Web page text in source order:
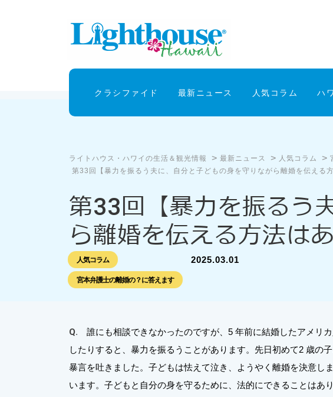
クラシファイド 最新ニュース 人気コラム ハ
ライトハウス・ハワイの生活＆観光情報 > 最新ニュース > 人気コラム >
第33回【暴力を振るう夫に、自分と子どもの身を守りながら離婚を伝える
第33回【暴力を振るう
ら離婚を伝える方法は
人気コラム
宮本弁護士の離婚の？に答えます
2025.03.01
Q. 誰にも相談できなかったのですが、5 年前に結婚したアメリ
したりすると、暴力を振るうことがあります。先日初めて2 歳の
暴言を吐きました。子どもは怯えて泣き、ようやく離婚を決意し
います。子どもと自分の身を守るために、法的にできることはあ